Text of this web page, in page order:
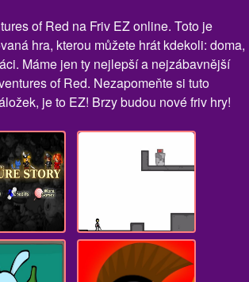
of Red na Friv EZ online. Toto je
hra, kterou můžete hrát kdekoli: doma,
Máme jen ty nejlepší a nejzábavnější
of Red. Nezapomeňte si tuto
je to EZ! Brzy budou nové friv hry!